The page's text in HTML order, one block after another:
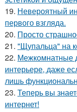
19. Невероятный
первого взгляда.
20. Просто
21. "Щупальца" на
22. Межкомнатные
интерьере, даже
лишь
23. Теперь вы
интернет!